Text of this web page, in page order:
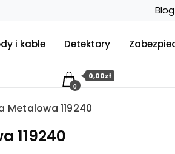
Blog
i kable Detektory
0
0,00zł
Metalowa 119240
119240